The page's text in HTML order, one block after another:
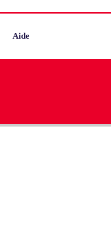
Aide